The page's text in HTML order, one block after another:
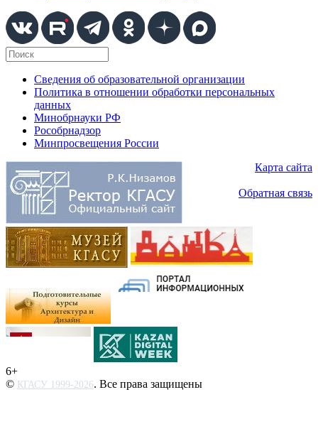
Сведения об образовательной организации
Политика в отношении обработки персональных
данных
Минобрнауки РФ
Рособрнадзор
Минпросвещения России
Карта сайта
Обратная связь
6+
© КГАСУ 1999-2026. Все права защищены